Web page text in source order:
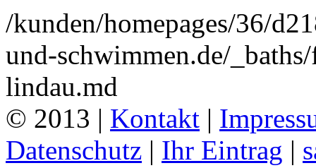
/kunden/homepages/36/
und-schwimmen.de/
lindau.md
© 2013 | Kontakt |
Datenschutz | Ihr Eintrag |